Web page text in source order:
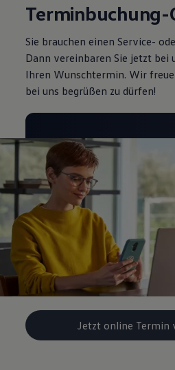
Terminbuchung-
Sie brauchen einen Service-
Dann vereinbaren Sie jetzt bei
Ihren Wunschtermin. Wir
bei uns begrüßen zu dürfen!
Jetzt online Termin